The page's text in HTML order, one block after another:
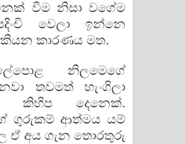
වීම නිසා වගේම
වෙලා ඉන්නෙ
කාරණය මත.
නිලමෙගේ
තවමත් හැංගිලා
කිහිප දෙනෙක්.
ගුරුකම් ආත්මය යම්
ඒ අය ගැන තොරතුරු